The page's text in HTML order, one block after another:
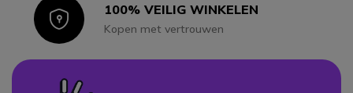
Icon100% VEILIG WINKELEN
Kopen met vertrouwen